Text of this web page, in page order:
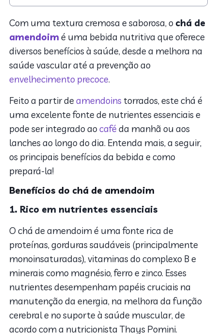
2. Como consumir o chá de amendoim?
3. Cuidados
Com uma textura cremosa e saborosa, o chá de
amendoim é uma bebida nutritiva que oferece
diversos benefícios à saúde, desde a melhora na
saúde vascular até a prevenção ao
envelhecimento precoce.
Feito a partir deamendoins torrados, este chá é
uma excelente fonte de nutrientes essenciais e
pode ser integrado aocafé da manhã ou aos
lanches ao longo do dia. Entenda mais, a seguir,
os principais benefícios da bebida e como
prepará-la!
Benefícios do chá de amendoim
1. Rico em nutrientes essenciais
O chá de amendoim é uma fonte rica de
proteínas, gorduras saudáveis (principalmente
monoinsaturadas), vitaminas do complexo B e
minerais como magnésio, ferro e zinco. Esses
nutrientes desempenham papéis cruciais na
manutenção da energia, na melhora da função
cerebral e no suporte à saúde muscular, de
acordo com a nutricionista Thays Pomini.